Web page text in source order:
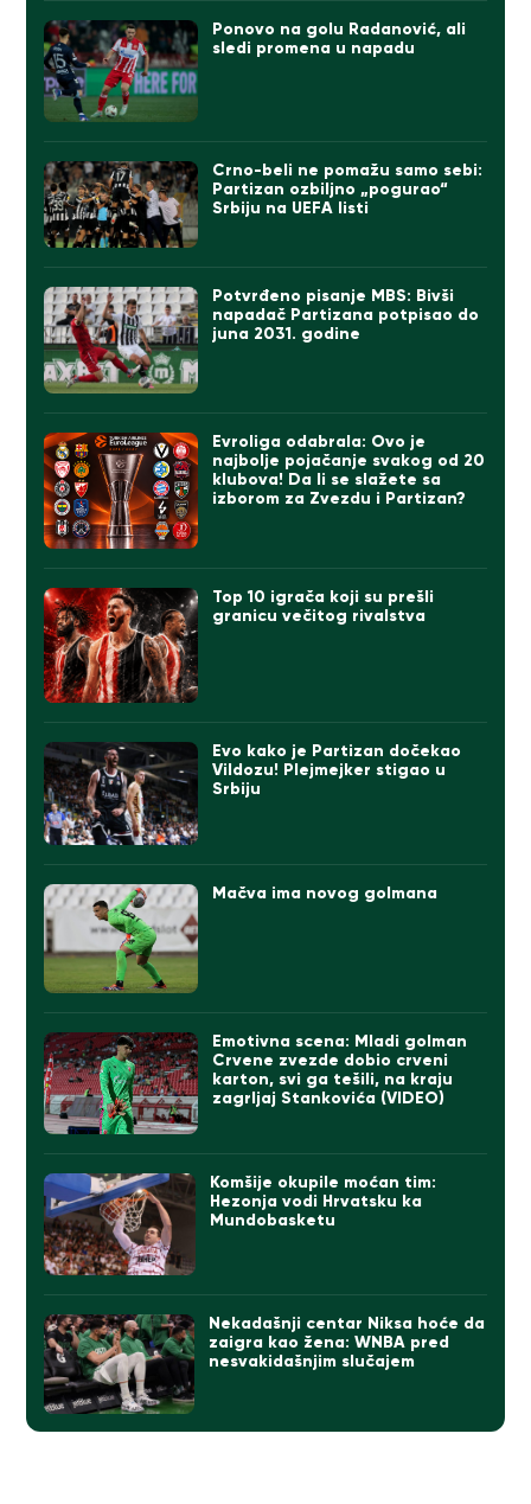
Ponovo na golu Radanović, ali
sledi promena u napadu
Crno-beli ne pomažu samo sebi:
Partizan ozbiljno „pogurao“
Srbiju na UEFA listi
Potvrđeno pisanje MBS: Bivši
napadač Partizana potpisao do
juna 2031. godine
Evroliga odabrala: Ovo je
najbolje pojačanje svakog od 20
klubova! Da li se slažete sa
izborom za Zvezdu i Partizan?
Top 10 igrača koji su prešli
granicu večitog rivalstva
Evo kako je Partizan dočekao
Vildozu! Plejmejker stigao u
Srbiju
Mačva ima novog golmana
Emotivna scena: Mladi golman
Crvene zvezde dobio crveni
karton, svi ga tešili, na kraju
zagrljaj Stankovića (VIDEO)
Komšije okupile moćan tim:
Hezonja vodi Hrvatsku ka
Mundobasketu
Nekadašnji centar Niksa hoće da
zaigra kao žena: WNBA pred
nesvakidašnjim slučajem